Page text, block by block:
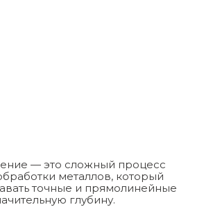
— это сложный процесс
металлов, который
точные и прямолинейные
глубину.